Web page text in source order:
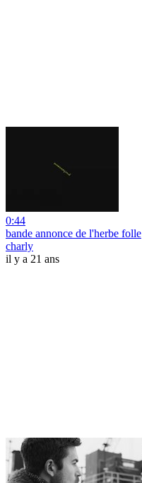
0:44
bande annonce de l'herbe folle
charly
il y a 21 ans